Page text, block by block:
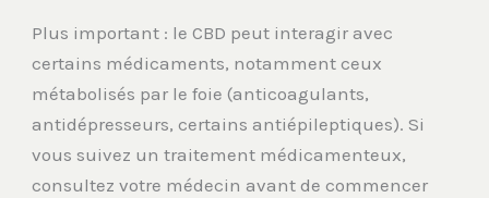
Plus important : le CBD peut interagir avec
certains médicaments, notamment ceux
métabolisés par le foie (anticoagulants,
antidépresseurs, certains antiépileptiques). Si
vous suivez un traitement médicamenteux,
consultez votre médecin avant de commencer